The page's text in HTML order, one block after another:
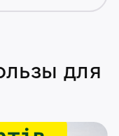
для